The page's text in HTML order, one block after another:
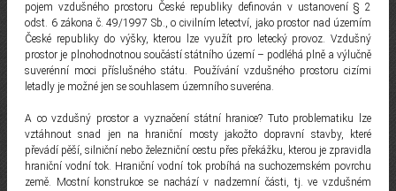
pojem vzdušného prostoru České republiky definován v ustanovení § 2
odst. 6 zákona č. 49/1997 Sb., o civilním letectví, jako prostor nad územím
České republiky do výšky, kterou lze využít pro letecký provoz. Vzdušný
prostor je plnohodnotnou součástí státního území – podléhá plně a výlučně
suverénní moci příslušného státu. Používání vzdušného prostoru cizími
letadly je možné jen se souhlasem územního suveréna.
A co vzdušný prostor a vyznačení státní hranice? Tuto problematiku lze
vztáhnout snad jen na hraniční mosty jakožto dopravní stavby, které
převádí pěší, silniční nebo železniční cestu přes překážku, kterou je zpravidla
hraniční vodní tok. Hraniční vodní tok probíhá na suchozemském povrchu
země. Mostní konstrukce se nachází v nadzemní části, tj. ve vzdušném